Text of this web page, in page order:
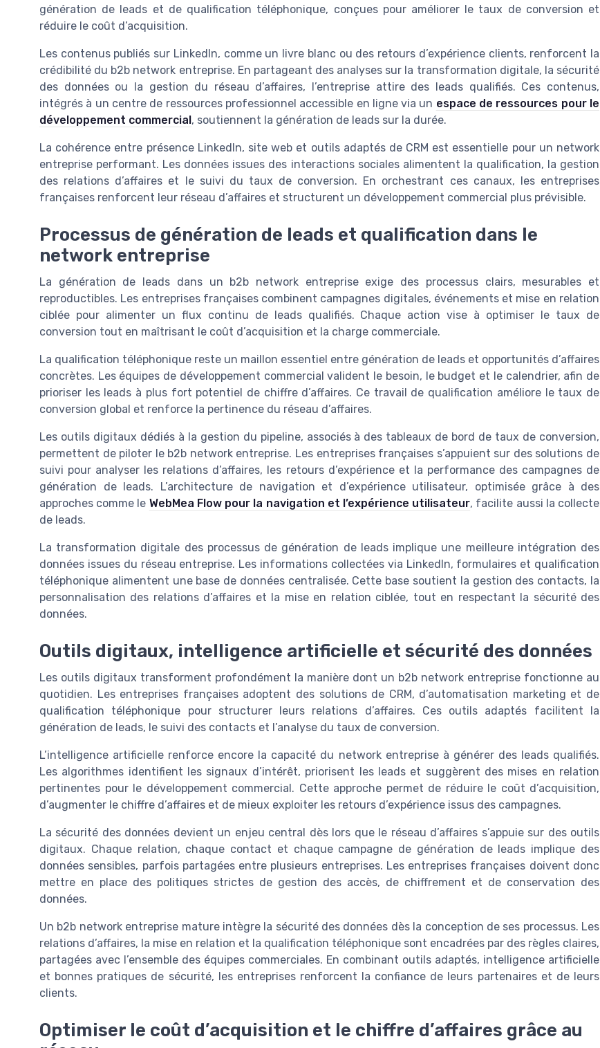
génération de leads et de qualification téléphonique, conçues pour améliorer le taux de conversion et
réduire le coût d’acquisition.
Les contenus publiés sur LinkedIn, comme un livre blanc ou des retours d’expérience clients, renforcent la
crédibilité du b2b network entreprise. En partageant des analyses sur la transformation digitale, la sécurité
des données ou la gestion du réseau d’affaires, l’entreprise attire des leads qualifiés. Ces contenus,
intégrés à un centre de ressources professionnel accessible en ligne via un espace de ressources pour le
développement commercial, soutiennent la génération de leads sur la durée.
La cohérence entre présence LinkedIn, site web et outils adaptés de CRM est essentielle pour un network
entreprise performant. Les données issues des interactions sociales alimentent la qualification, la gestion
des relations d’affaires et le suivi du taux de conversion. En orchestrant ces canaux, les entreprises
françaises renforcent leur réseau d’affaires et structurent un développement commercial plus prévisible.
Processus de génération de leads et qualification dans le
network entreprise
La génération de leads dans un b2b network entreprise exige des processus clairs, mesurables et
reproductibles. Les entreprises françaises combinent campagnes digitales, événements et mise en relation
ciblée pour alimenter un flux continu de leads qualifiés. Chaque action vise à optimiser le taux de
conversion tout en maîtrisant le coût d’acquisition et la charge commerciale.
La qualification téléphonique reste un maillon essentiel entre génération de leads et opportunités d’affaires
concrètes. Les équipes de développement commercial valident le besoin, le budget et le calendrier, afin de
prioriser les leads à plus fort potentiel de chiffre d’affaires. Ce travail de qualification améliore le taux de
conversion global et renforce la pertinence du réseau d’affaires.
Les outils digitaux dédiés à la gestion du pipeline, associés à des tableaux de bord de taux de conversion,
permettent de piloter le b2b network entreprise. Les entreprises françaises s’appuient sur des solutions de
suivi pour analyser les relations d’affaires, les retours d’expérience et la performance des campagnes de
génération de leads. L’architecture de navigation et d’expérience utilisateur, optimisée grâce à des
approches comme le WebMea Flow pour la navigation et l’expérience utilisateur, facilite aussi la collecte
de leads.
La transformation digitale des processus de génération de leads implique une meilleure intégration des
données issues du réseau entreprise. Les informations collectées via LinkedIn, formulaires et qualification
téléphonique alimentent une base de données centralisée. Cette base soutient la gestion des contacts, la
personnalisation des relations d’affaires et la mise en relation ciblée, tout en respectant la sécurité des
données.
Outils digitaux, intelligence artificielle et sécurité des données
Les outils digitaux transforment profondément la manière dont un b2b network entreprise fonctionne au
quotidien. Les entreprises françaises adoptent des solutions de CRM, d’automatisation marketing et de
qualification téléphonique pour structurer leurs relations d’affaires. Ces outils adaptés facilitent la
génération de leads, le suivi des contacts et l’analyse du taux de conversion.
L’intelligence artificielle renforce encore la capacité du network entreprise à générer des leads qualifiés.
Les algorithmes identifient les signaux d’intérêt, priorisent les leads et suggèrent des mises en relation
pertinentes pour le développement commercial. Cette approche permet de réduire le coût d’acquisition,
d’augmenter le chiffre d’affaires et de mieux exploiter les retours d’expérience issus des campagnes.
La sécurité des données devient un enjeu central dès lors que le réseau d’affaires s’appuie sur des outils
digitaux. Chaque relation, chaque contact et chaque campagne de génération de leads implique des
données sensibles, parfois partagées entre plusieurs entreprises. Les entreprises françaises doivent donc
mettre en place des politiques strictes de gestion des accès, de chiffrement et de conservation des
données.
Un b2b network entreprise mature intègre la sécurité des données dès la conception de ses processus. Les
relations d’affaires, la mise en relation et la qualification téléphonique sont encadrées par des règles claires,
partagées avec l’ensemble des équipes commerciales. En combinant outils adaptés, intelligence artificielle
et bonnes pratiques de sécurité, les entreprises renforcent la confiance de leurs partenaires et de leurs
clients.
Optimiser le coût d’acquisition et le chiffre d’affaires grâce au